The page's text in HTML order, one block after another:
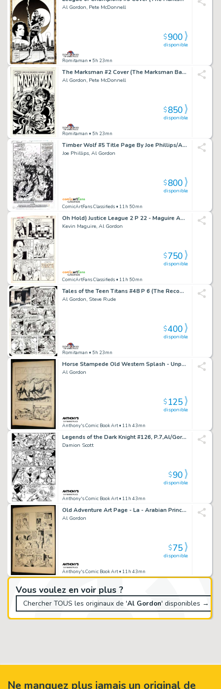
Vous voulez en voir plus ?
Chercher TOUS les originaux de 'Al Gordon' disponibles →
Al Gordon, Pete McDonnell
Romitaman • 5h 23mn
disponible
$900
The Marksman #2 Cover (The Marksman Battles the Demon!) 1987
Al Gordon, Pete McDonnell
Romitaman • 5h 23mn
disponible
$850
Timber Wolf #5 Title Page By Joe Phillips/Al Gordon
Joe Phillips, Al Gordon
ComicArtFans Classifieds • 11h 50mn
disponible
$800
Oh Hold) Justice League 2 P 22 - Maguire And Gordon - End Page From Early Maguire Jl (Silver Sorceress, Wandjina, And Blue Jay's Debut Issue)
Kevin Maguire, Al Gordon
ComicArtFans Classifieds • 11h 50mn
disponible
$750
Tales of the Teen Titans #48 P 6 (The Recombatants!) 1983
Al Gordon, Steve Rude
Romitaman • 5h 23mn
disponible
$400
Horse Stampede Old Western Splash - Unpublished - Signed
Al Gordon
Anthony's Comic Book Art• 11h 43mn
disponible
$125
Legends of the Dark Knight #126, P.7,Al/Gordon
Damion Scott
Anthony's Comic Book Art• 11h 43mn
disponible
$90
Old Adventure Art Page - La - Arabian Princess?
Al Gordon
Anthony's Comic Book Art• 11h 43mn
disponible
$75
Ne manquez plus jamais un original de